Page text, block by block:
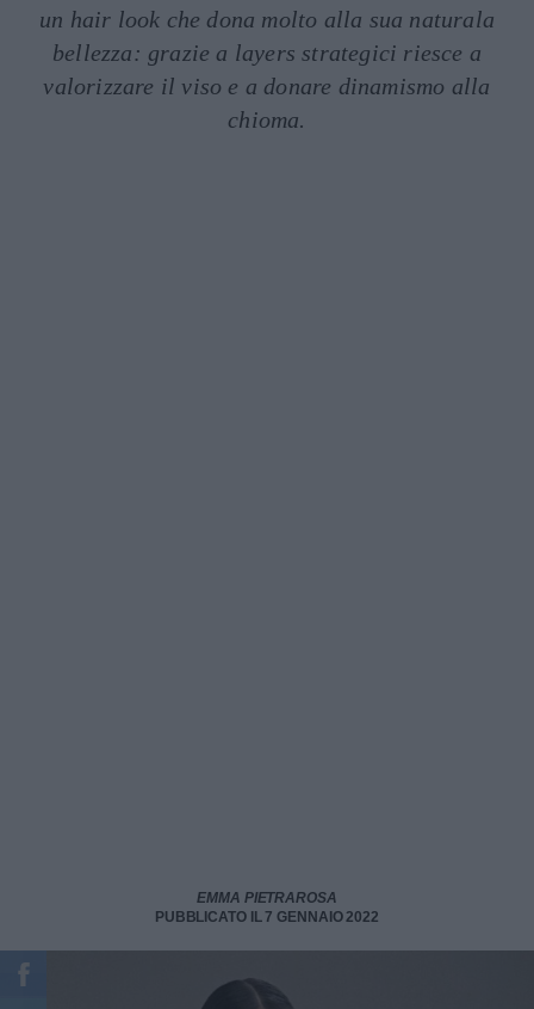
un hair look che dona molto alla sua naturala
bellezza: grazie a layers strategici riesce a
valorizzare il viso e a donare dinamismo alla
chioma.
EMMA PIETRAROSA
PUBBLICATO IL 7 GENNAIO 2022